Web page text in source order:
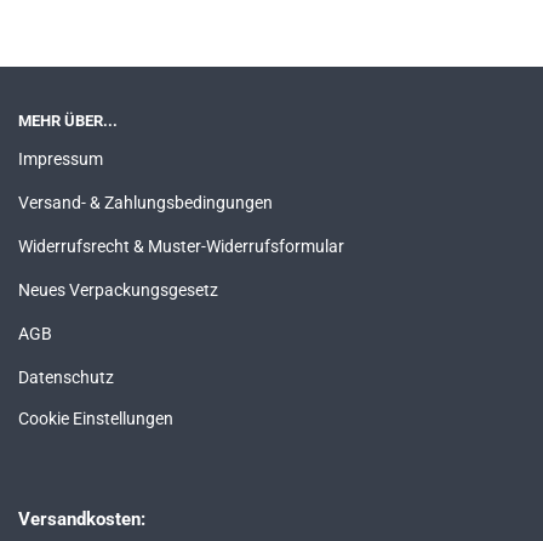
MEHR ÜBER...
Impressum
Versand- & Zahlungsbedingungen
Widerrufsrecht & Muster-Widerrufsformular
Neues Verpackungsgesetz
AGB
Datenschutz
Cookie Einstellungen
Versandkosten: